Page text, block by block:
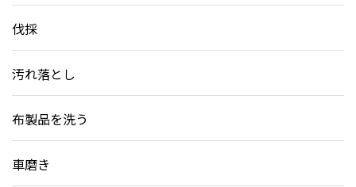
伐採
汚れ落とし
布製品を洗う
車磨き